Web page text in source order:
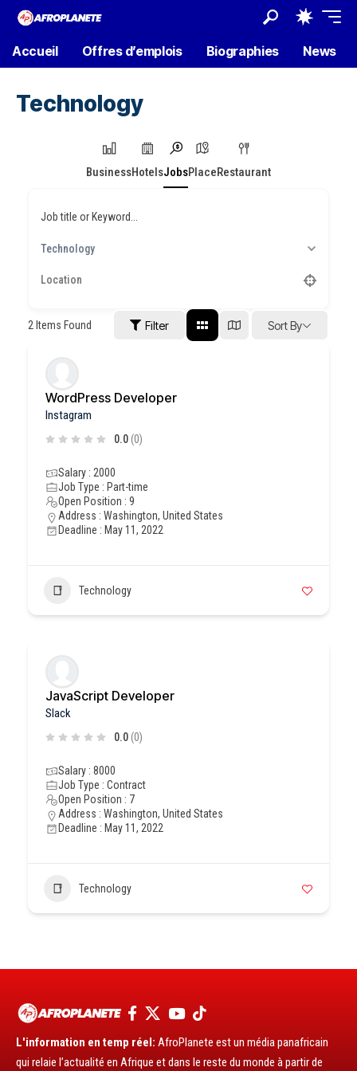
Accueil Offres d’emplois Biographies News
Technology
BusinessHotelsJobsPlaceRestaurant
Job title or Keyword...
Technology
2 Items Found Filter Sort By
WordPress Developer
Instagram
0.0 (0)
Salary : 2000
Job Type : Part-time
Open Position : 9
Address : Washington, United States
Deadline : May 11, 2022
Technology
JavaScript Developer
Slack
0.0 (0)
Salary : 8000
Job Type : Contract
Open Position : 7
Address : Washington, United States
Deadline : May 11, 2022
Technology
L'information en temp réel: AfroPlanete est un média panafricain
qui relaie l’actualité en Afrique et dans le reste du monde à partir de